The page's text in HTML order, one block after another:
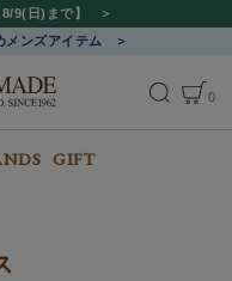
9(日)まで】
メンズアイテム
0
GIFT